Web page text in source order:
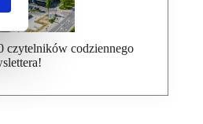
czytelników codziennego